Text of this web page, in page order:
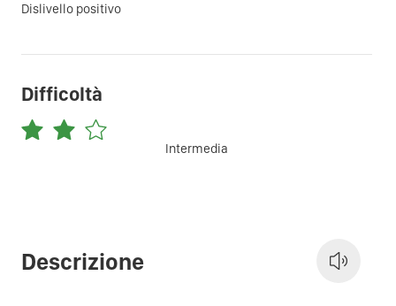
Dislivello positivo
Difficoltà
Intermedia
Descrizione